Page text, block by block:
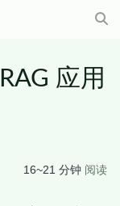
应用
16~21 分钟 阅读